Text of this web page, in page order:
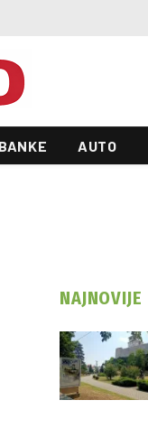
BANKE AUTO
NAJNOVIJE